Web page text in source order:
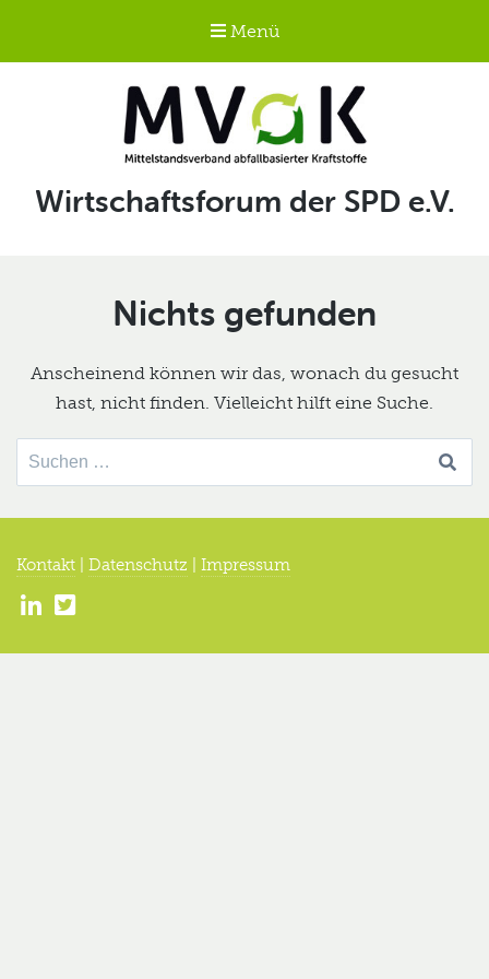
Menü
Mittelstandsverband
abfallbasierter
Schlagwort:
Wirtschaftsforum der SPD e.V.
Nichts gefunden
Anscheinend können wir das, wonach du gesucht
hast, nicht finden. Vielleicht hilft eine Suche.
Suche
nach:
Kontakt Datenschutz Impressum